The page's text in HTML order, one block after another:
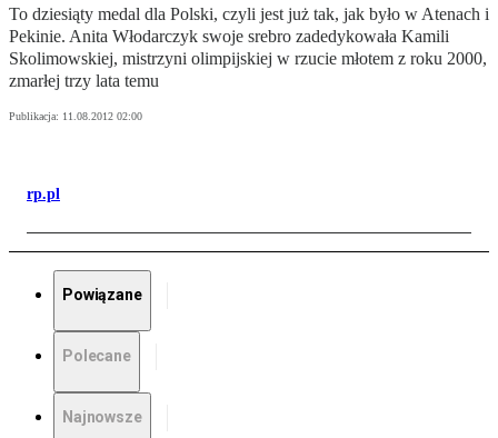
To dziesiąty medal dla Polski, czyli jest już tak, jak było w Atenach i
Pekinie. Anita Włodarczyk swoje srebro zadedykowała Kamili
Skolimowskiej, mistrzyni olimpijskiej w rzucie młotem z roku 2000,
zmarłej trzy lata temu
Publikacja: 11.08.2012 02:00
rp.pl
Powiązane
Polecane
Najnowsze